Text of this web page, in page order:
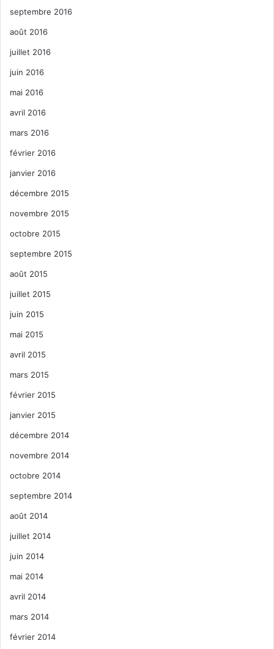
septembre 2016
août 2016
juillet 2016
juin 2016
mai 2016
avril 2016
mars 2016
février 2016
janvier 2016
décembre 2015
novembre 2015
octobre 2015
septembre 2015
août 2015
juillet 2015
juin 2015
mai 2015
avril 2015
mars 2015
février 2015
janvier 2015
décembre 2014
novembre 2014
octobre 2014
septembre 2014
août 2014
juillet 2014
juin 2014
mai 2014
avril 2014
mars 2014
février 2014